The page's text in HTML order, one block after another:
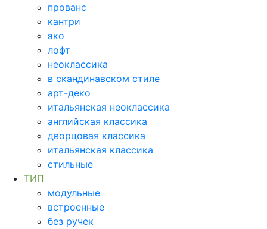
прованс
кантри
эко
лофт
неоклассика
в скандинавском стиле
арт-деко
итальянская неоклассика
английская классика
дворцовая классика
итальянская классика
стильные
ТИП
модульные
встроенные
без ручек